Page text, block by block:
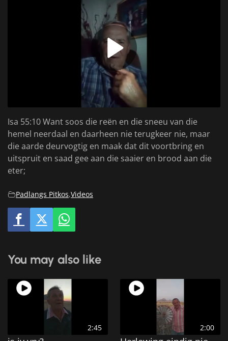
Isa 55:10 Want soos die reën en die sneeu van die
hemel neerdaal en daarheen nie terugkeer nie, maar
die aarde deurvogtig en maak dat dit voortbring en
uitspruit en saad gee aan die saaier en brood aan die
eter;
Padlangs Pitkos,Videos
You may also like
2:45 2:00